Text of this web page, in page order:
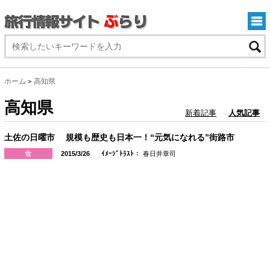
ホーム > 高知県
高知県 人気記事
新着記事
土佐の日曜市 規模も歴史も日本一！“元気になれる”街路市
食 2015/3/26 ｲﾒｰｼﾞﾄﾗｽﾄ： 春日井章司